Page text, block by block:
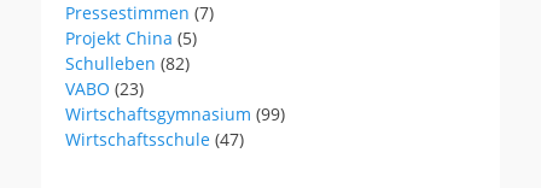
Pressestimmen (7)
Projekt China (5)
Schulleben (82)
VABO (23)
Wirtschaftsgymnasium (99)
Wirtschaftsschule (47)